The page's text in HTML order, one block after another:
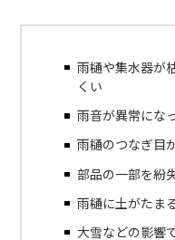
雨樋や集水器が
くい
雨音が異常にな
雨樋のつなぎ目
部品の一部を紛
雨樋に土がたま
大雪などの影響